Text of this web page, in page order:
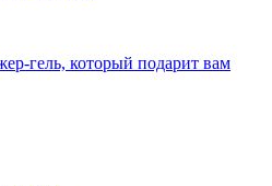
гель, который подарит вам